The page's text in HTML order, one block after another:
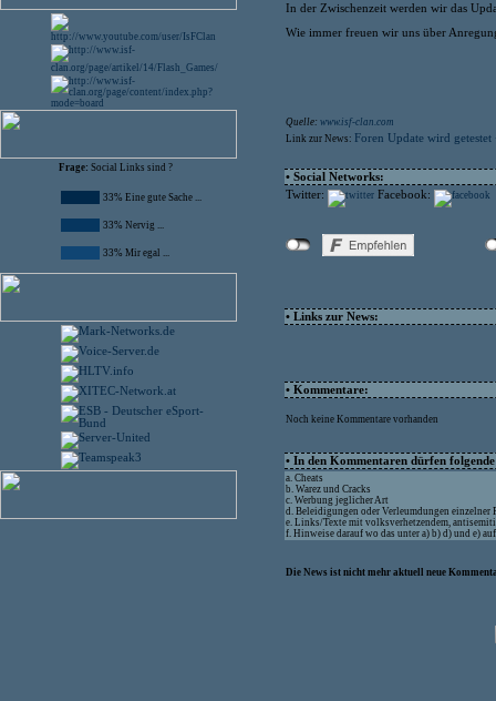
Frage: Social Links sind ?
33% Eine gute Sache ...
33% Nervig ...
33% Mir egal ...
In der Zwischenzeit werden wir das
Wie immer freuen wir uns über
Quelle: www.isf-clan.com
Link zur News: Foren Update wird
• Social Networks:
Twitter:
Facebook:
• Links zur News:
• Kommentare:
Noch keine Kommentare vorhanden
• In den Kommentaren dürfen
a. Cheats
b. Warez und Cracks
c. Werbung jeglicher Art
d. Beleidigungen oder Verleumdungen einzelner
e. Links/Texte mit volksverhetzendem,
f. Hinweise darauf wo das unter a) b) d) und e)
Die News ist nicht mehr aktuell neue